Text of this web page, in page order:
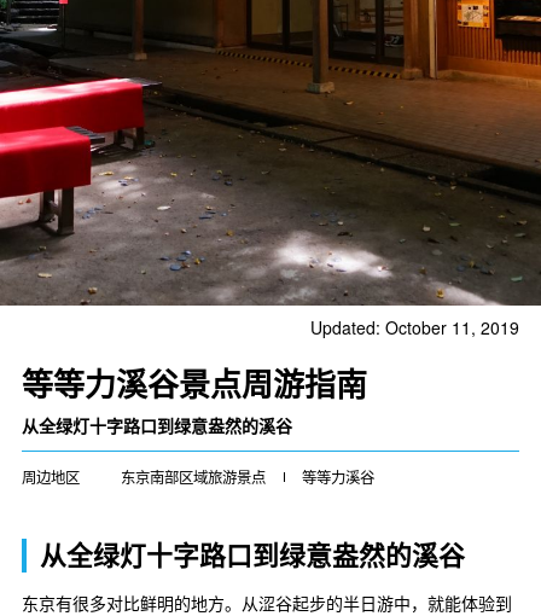
Updated: October 11, 2019
等等力溪谷景点周游指南
从全绿灯十字路口到绿意盎然的溪谷
周边地区 东京南部区域旅游景点 等等力溪谷
从全绿灯十字路口到绿意盎然的溪谷
东京有很多对比鲜明的地方。从涩谷起步的半日游中，就能体验到